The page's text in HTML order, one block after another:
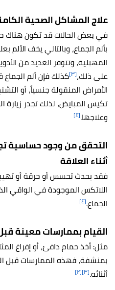
علاج المشاكل الصحية
في بعض الحالات قد تكون هناك
بألم الجماع، وبالتالي يخف الألم
المهبلية، وتتوفر العديد من
على ذلك،[٣] كذلك فإن ألم الجماع
الأمراض المنقولة جنسياً، أو
تكيس المبايض، لذلك تجدر
وعلاجها.[٤]
التحقق من وجود حساسية
أثناء العلاقة
فقد يحدث تحسس أو حرقة أو
اللاتكس الموجودة في الواقي
الجماع.[٤]
القيام بممارسات معينة
مثل: أخذ حمام دافئ، أو إفراغ
بمنشفة، فهذه الممارسات قبل
أثنائه.[٣] [٢]